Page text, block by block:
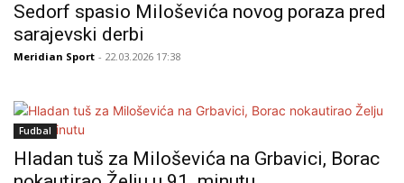
Sedorf spasio Miloševića novog poraza pred
sarajevski derbi
Meridian Sport - 22.03.2026 17:38
Fudbal
Hladan tuš za Miloševića na Grbavici, Borac